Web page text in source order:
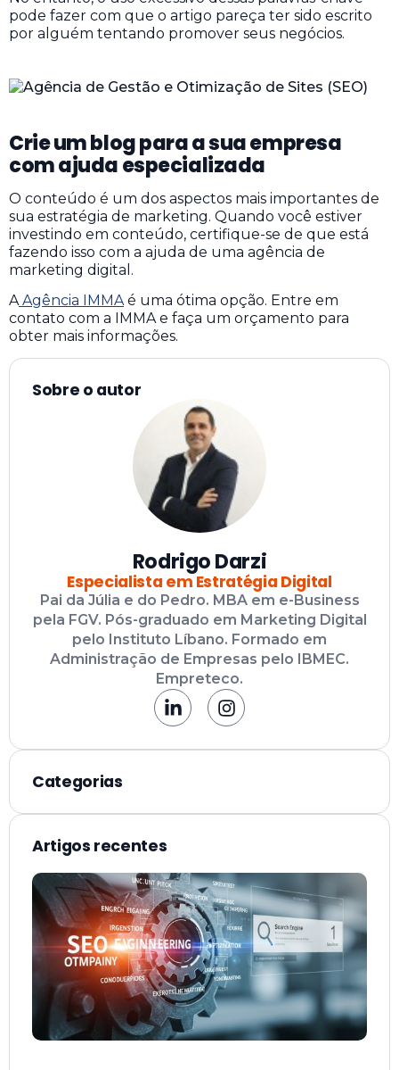
pode fazer com que o artigo pareça ter sido escrito
por alguém tentando promover seus negócios.
Crie um blog para a sua empresa
com ajuda especializada
O conteúdo é um dos aspectos mais importantes de
sua estratégia de marketing. Quando você estiver
investindo em conteúdo, certifique-se de que está
fazendo isso com a ajuda de uma agência de
marketing digital.
A Agência IMMAé uma ótima opção. Entre em
contato com a IMMA e faça um orçamento para
obter mais informações.
Sobre o autor
Rodrigo Darzi
Especialista em Estratégia Digital
Pai da Júlia e do Pedro. MBA em e-Business
pela FGV. Pós-graduado em Marketing Digital
pelo Instituto Líbano. Formado em
Administração de Empresas pelo IBMEC.
Empreteco.
Categorias
Artigos recentes